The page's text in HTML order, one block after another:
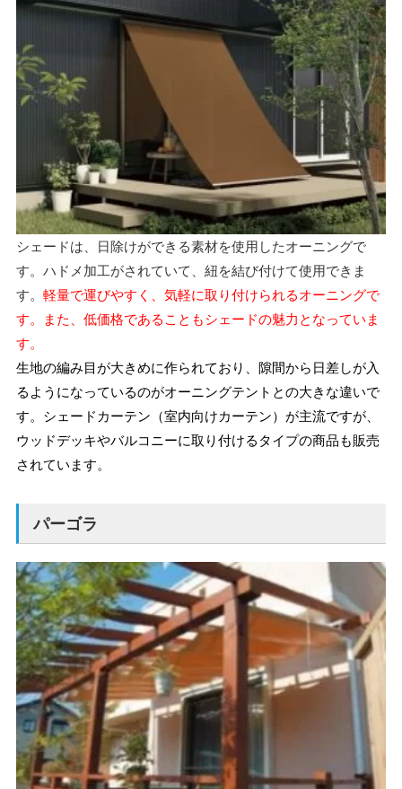
シェードは、日除けができる素材を使用したオーニングで
す。ハドメ加工がされていて、紐を結び付けて使用できま
す。 軽量で運びやすく、気軽に取り付けられるオーニングで
す。また、低価格であることもシェードの魅力となっていま
す。
生地の編み目が大きめに作られており、隙間から日差しが入
るようになっているのがオーニングテントとの大きな違いで
す。シェードカーテン（室内向けカーテン）が主流ですが、
ウッドデッキやバルコニーに取り付けるタイプの商品も販売
されています。
パーゴラ